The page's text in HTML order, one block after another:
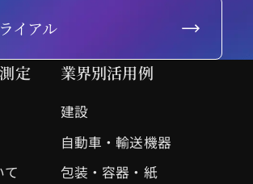
イアル
定 業界別活用例
建設
自動車・輸送機器
包装・容器・紙